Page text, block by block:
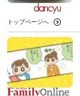
トップページへ